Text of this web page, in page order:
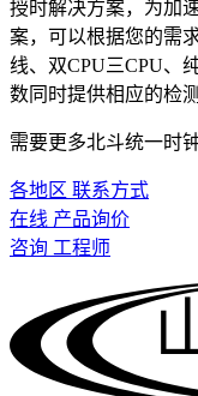
授时解决方案，为加
案，可以根据您的需
线、双CPU三CPU、
数同时提供相应的检
需要更多北斗统一时
各地区 联系方式
在线 产品询价
咨询 工程师